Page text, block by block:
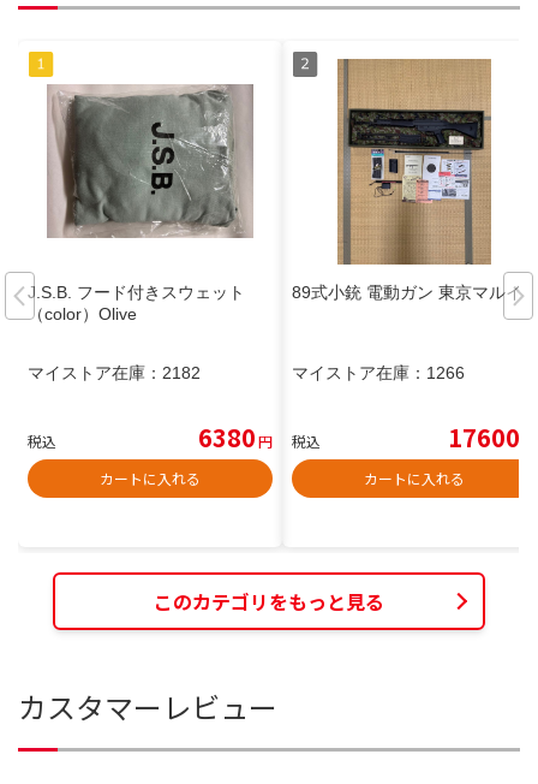
J.S.B. フード付きスウェット
（color）Olive
マイストア在庫： 2182
税込 6380円
カートに入れる
89式小銃 電動ガン 東京マルイ
マイストア在庫： 1266
税込 17600
カートに入れる
このカテゴリをもっと見る
カスタマーレビュー